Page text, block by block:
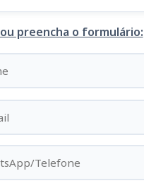
ou preencha o formulário: